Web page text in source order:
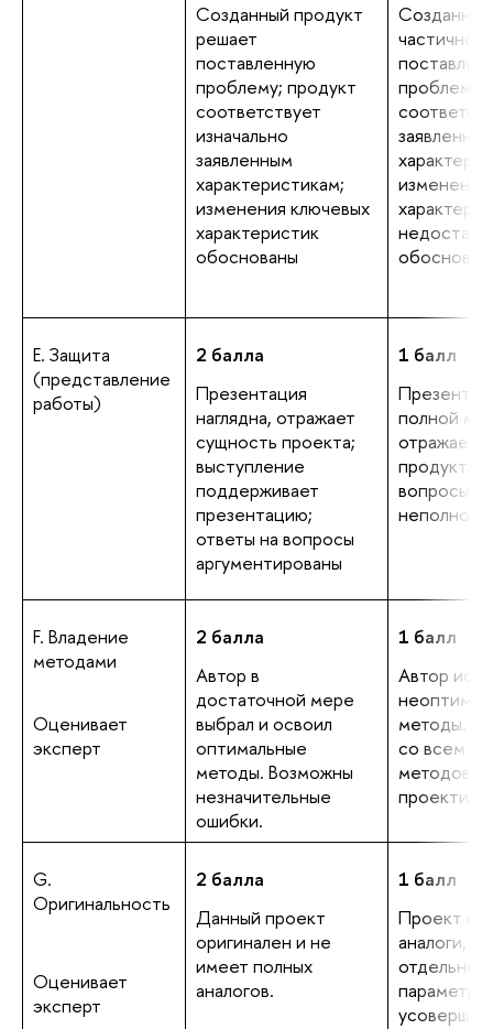
Созданный продукт
решает
поставленную
проблему; продукт
соответствует
изначально
заявленным
характеристикам;
изменения ключевых
характеристик
обоснованы
частично
проблему;
E. Защита
(представление
работы)
2 балла
Презентация
наглядна, отражает
сущность проекта;
выступление
поддерживает
презентацию;
ответы на вопросы
аргументированы
1 балл
полной
отражает
продукта;
вопросы
неполно
F. Владение
методами
Оценивает
эксперт
2 балла
Автор в
достаточной мере
выбрал и освоил
оптимальные
методы. Возможны
незначительные
ошибки.
1 балл
Автор
методы.
со всем
методов в
G.
Оригинальность
Оценивает
эксперт
2 балла
Данный проект
оригинален и не
имеет полных
аналогов.
1 балл
Проект
аналоги,
отдельным